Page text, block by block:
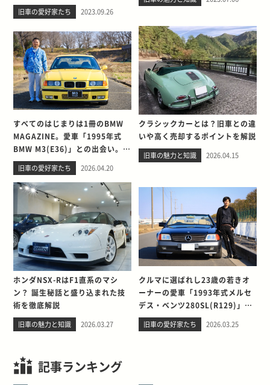
に聞く
旧車の愛好家たち 2023.09.26
すべてのはじまりは1冊のBMW
MAGAZINE。愛車「1995年式
BMW M3(E36)」との出会い。そ
して別れを考える
旧車の愛好家たち 2026.04.20
クラシックカーとは？旧車との違
いや高く売却するポイントを解説
旧車の魅力と知識 2026.04.15
ホンダNSX-RはF1直系のマシ
ン？ 誕生秘話と盛り込まれた技
術を徹底解説
旧車の魅力と知識 2026.03.27
クルマに選ばれし23歳の若きオ
ーナーの愛車「1993年式メルセ
デス・ベンツ280SL(R129)」と
の出会い。そして別れを考える
旧車の愛好家たち 2026.03.25
記事ランキング